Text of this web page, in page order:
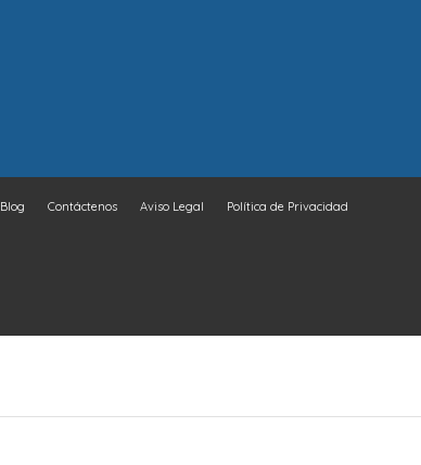
Blog Contáctenos Aviso Legal Política de Privacidad